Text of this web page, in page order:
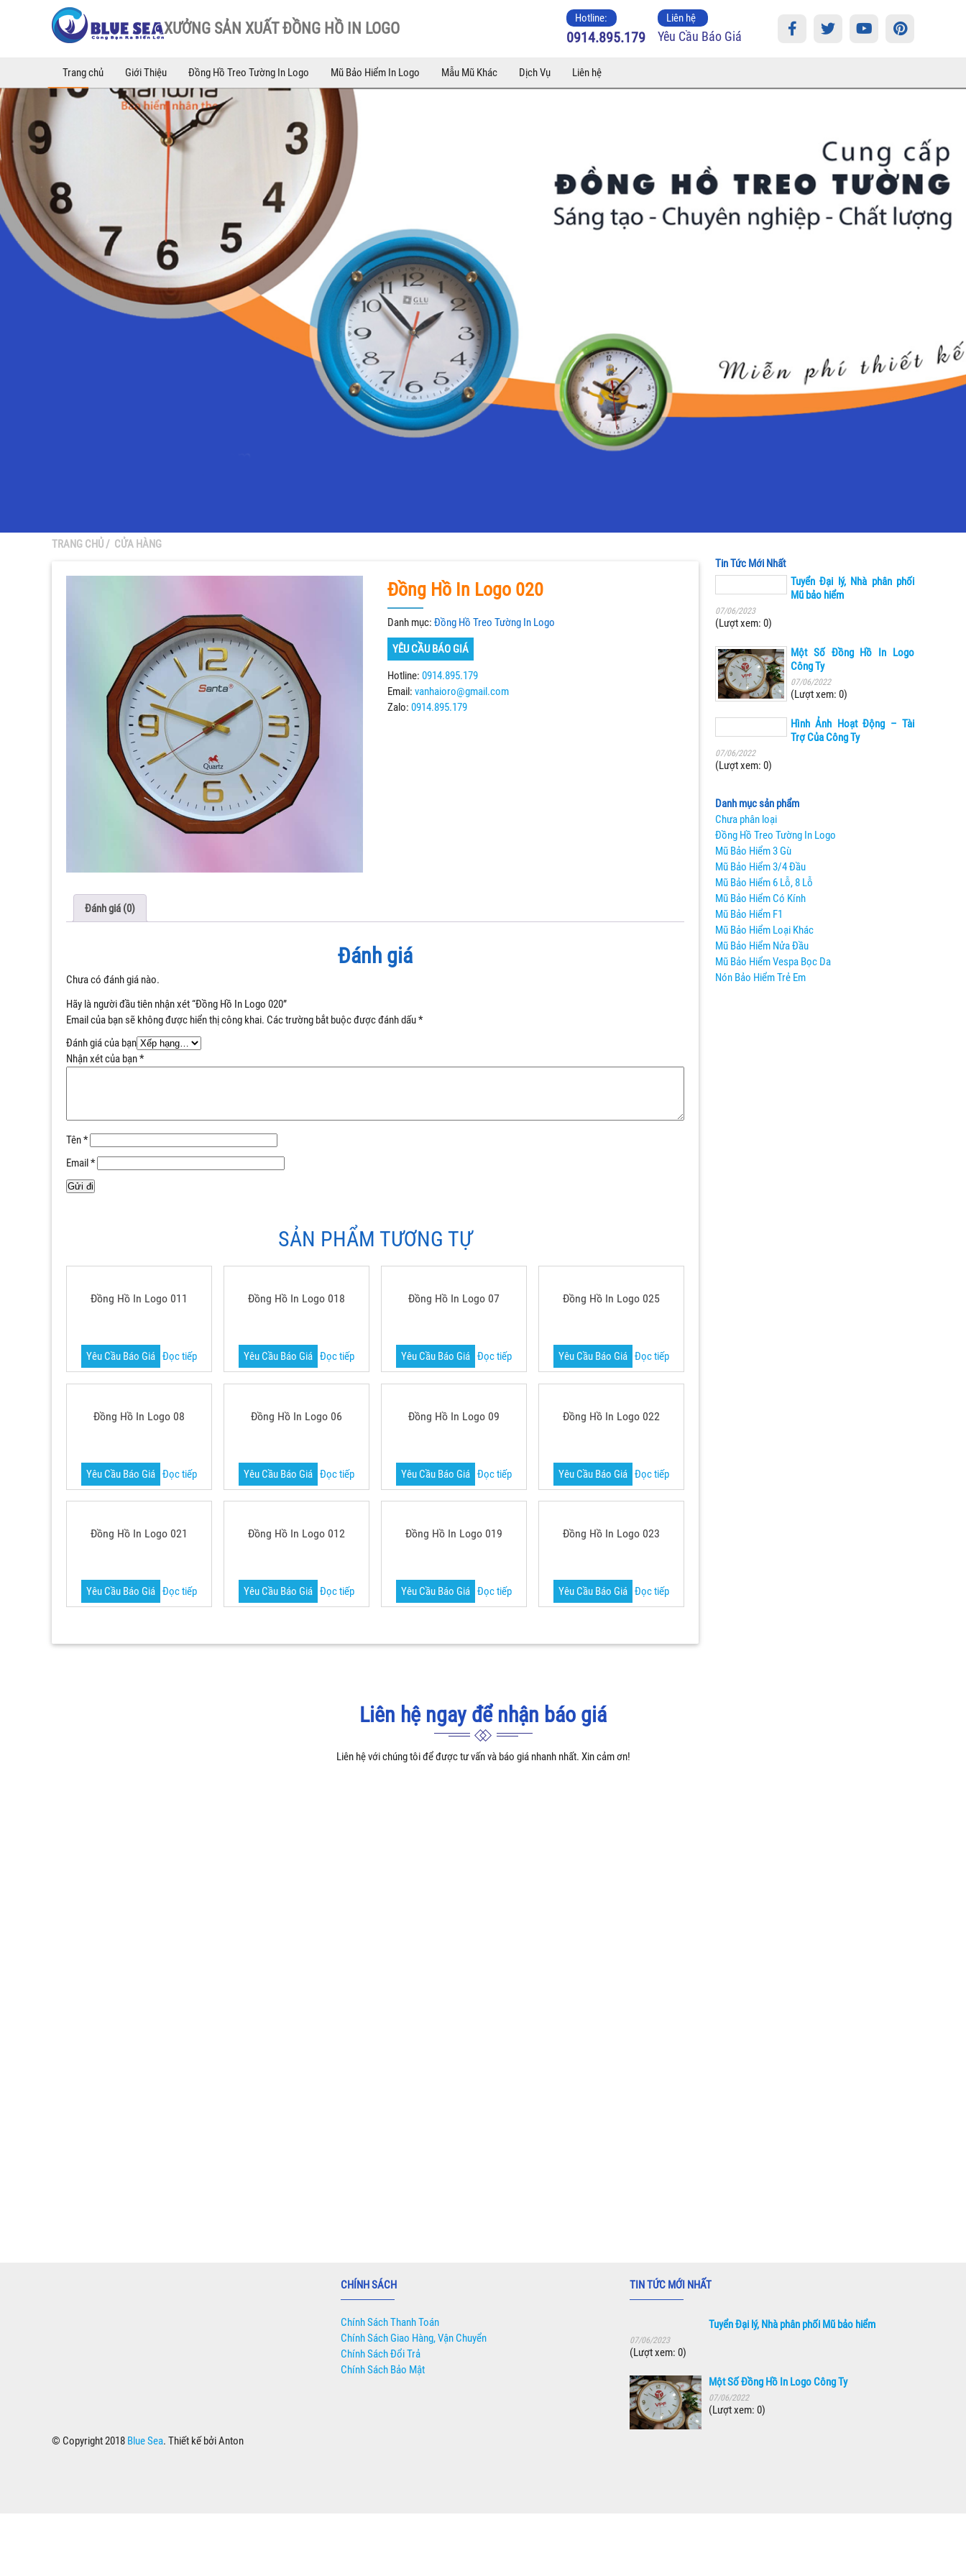
XƯỞNG SẢN XUẤT ĐỒNG HỒ IN LOGO
Hotline:
0914.895.179
Liên hệ
Yêu Cầu Báo Giá
Trang chủ Giới Thiệu Đồng Hồ Treo Tường In Logo Mũ Bảo Hiểm In Logo Mẫu Mũ Khác Dịch Vụ Liên hệ
TRANG CHỦ/ CỬA HÀNG
Đồng Hồ In Logo 020
Danh mục:Đồng Hồ Treo Tường In Logo
YÊU CẦU BÁO GIÁ
Hotline:0914.895.179
Email:vanhaioro@gmail.com
Zalo:0914.895.179
Đánh giá (0)
Đánh giá
Chưa có đánh giá nào.
Hãy là người đầu tiên nhận xét “Đồng Hồ In Logo 020”
Email của bạn sẽ không được hiển thị công khai. Các trường bắt buộc được đánh dấu*
Đánh giá của bạn
Nhận xét của bạn*
Tên*
Email *
SẢN PHẨM TƯƠNG TỰ
Đồng Hồ In Logo 011
Yêu Cầu Báo Giá Đọc tiếp
Đồng Hồ In Logo 018
Yêu Cầu Báo Giá Đọc tiếp
Đồng Hồ In Logo 07
Yêu Cầu Báo Giá Đọc tiếp
Đồng Hồ In Logo 025
Yêu Cầu Báo Giá Đọc tiếp
Đồng Hồ In Logo 08
Yêu Cầu Báo Giá Đọc tiếp
Đồng Hồ In Logo 06
Yêu Cầu Báo Giá Đọc tiếp
Đồng Hồ In Logo 09
Yêu Cầu Báo Giá Đọc tiếp
Đồng Hồ In Logo 022
Yêu Cầu Báo Giá Đọc tiếp
Đồng Hồ In Logo 021
Yêu Cầu Báo Giá Đọc tiếp
Đồng Hồ In Logo 012
Yêu Cầu Báo Giá Đọc tiếp
Đồng Hồ In Logo 019
Yêu Cầu Báo Giá Đọc tiếp
Đồng Hồ In Logo 023
Yêu Cầu Báo Giá Đọc tiếp
Tin Tức Mới Nhất
Tuyển Đại lý, Nhà phân phối
Mũ bảo hiểm
07/06/2023
(Lượt xem: 0)
Một Số Đồng Hồ In Logo
Công Ty
07/06/2022
(Lượt xem: 0)
Hình Ảnh Hoạt Động – Tài
Trợ Của Công Ty
07/06/2022
(Lượt xem: 0)
Danh mục sản phẩm
Chưa phân loại
Đồng Hồ Treo Tường In Logo
Mũ Bảo Hiểm 3 Gù
Mũ Bảo Hiểm 3/4 Đầu
Mũ Bảo Hiểm 6 Lỗ, 8 Lỗ
Mũ Bảo Hiểm Có Kính
Mũ Bảo Hiểm F1
Mũ Bảo Hiểm Loại Khác
Mũ Bảo Hiểm Nửa Đầu
Mũ Bảo Hiểm Vespa Bọc Da
Nón Bảo Hiểm Trẻ Em
Liên hệ ngay để nhận báo giá
Liên hệ với chúng tôi để được tư vấn và báo giá nhanh nhất. Xin cảm ơn!
CHÍNH SÁCH
Chính Sách Thanh Toán
Chính Sách Giao Hàng, Vận Chuyển
Chính Sách Đổi Trả
Chính Sách Bảo Mật
TIN TỨC MỚI NHẤT
Tuyển Đại lý, Nhà phân phối Mũ bảo hiểm
07/06/2023
(Lượt xem: 0)
Một Số Đồng Hồ In Logo Công Ty
07/06/2022
(Lượt xem: 0)
© Copyright 2018 Blue Sea. Thiết kế bởi Anton